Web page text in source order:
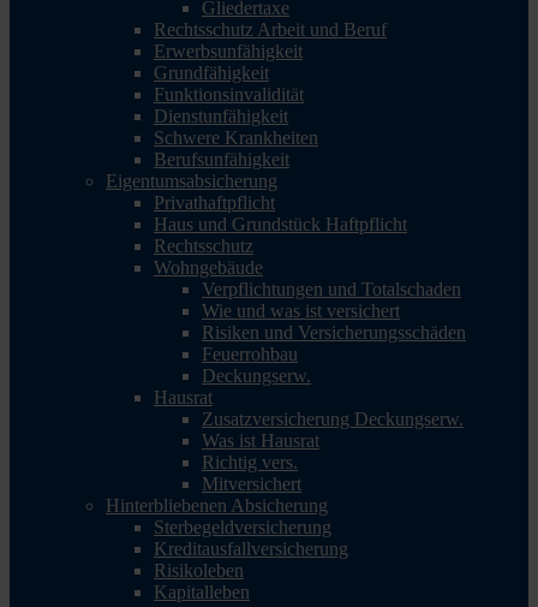
Gliedertaxe
Rechtsschutz Arbeit und Beruf
Erwerbsunfähigkeit
Grundfähigkeit
Funktionsinvalidität
Dienstunfähigkeit
Schwere Krankheiten
Berufsunfähigkeit
Eigentumsabsicherung
Privathaftpflicht
Haus und Grundstück Haftpflicht
Rechtsschutz
Wohngebäude
Verpflichtungen und Totalschaden
Wie und was ist versichert
Risiken und Versicherungsschäden
Feuerrohbau
Deckungserw.
Hausrat
Zusatzversicherung Deckungserw.
Was ist Hausrat
Richtig vers.
Mitversichert
Hinterbliebenen Absicherung
Sterbegeldversicherung
Kreditausfallversicherung
Risikoleben
Kapitalleben